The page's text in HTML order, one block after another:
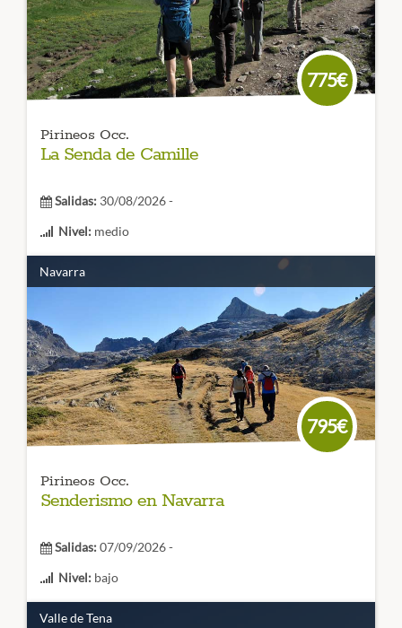
Francés.
CÓDIGO VIAJE: 007SES
775€
Pirineos Occ.
La Senda de Camille
Salidas: 30/08/2026 -
Nivel: medio
La Senda de Camille es unaespectacular ruta de
senderismo en 7 etapas por los Valles Occidentales. Un
viaje para disfrutar de la montaña, de sus pueblos, su
cultura y gastronomía.
CÓDIGO VIAJE: 002TES
Navarra
795€
Pirineos Occ.
Senderismo en Navarra
Salidas:07/09/2026 -
Nivel: bajo
Valle de Tena